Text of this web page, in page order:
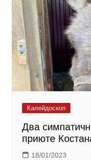
Калейдоскоп
Два
приюте
18/01/2023